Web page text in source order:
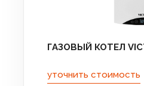
ГАЗОВЫЙ КОТЕЛ
уточнить стоимость